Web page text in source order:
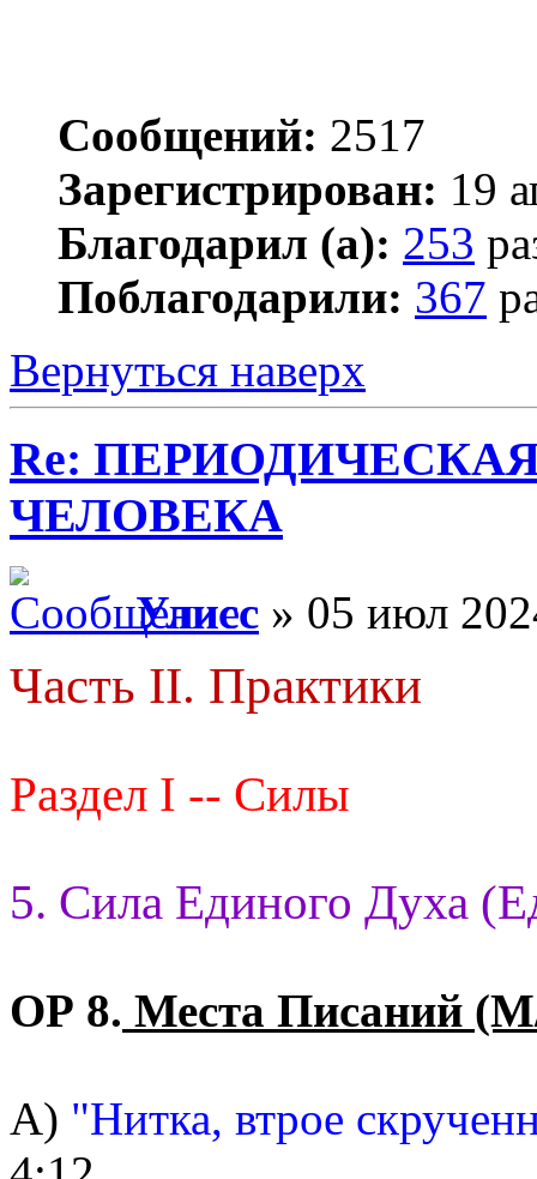
Сообщений: 2517
Зарегистрирован: 19
Благодарил (а): 253
Поблагодарили: 367
Вернуться наверх
Re:
ЧЕЛОВЕКА
Улисс » 05 июл
Часть II. Практики
Раздел I -- Силы
5. Сила Единого Духа
ОР 8. Места Писаний
А) "Нитка, втрое